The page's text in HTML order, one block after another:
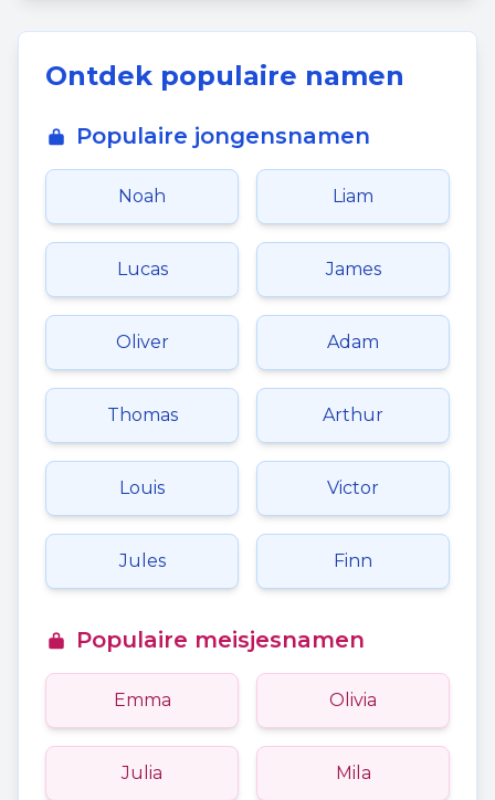
Ontdek populaire namen
Populaire jongensnamen
Noah Liam
Lucas James
Oliver Adam
Thomas Arthur
Louis Victor
Jules Finn
Populaire meisjesnamen
Emma Olivia
Julia Mila